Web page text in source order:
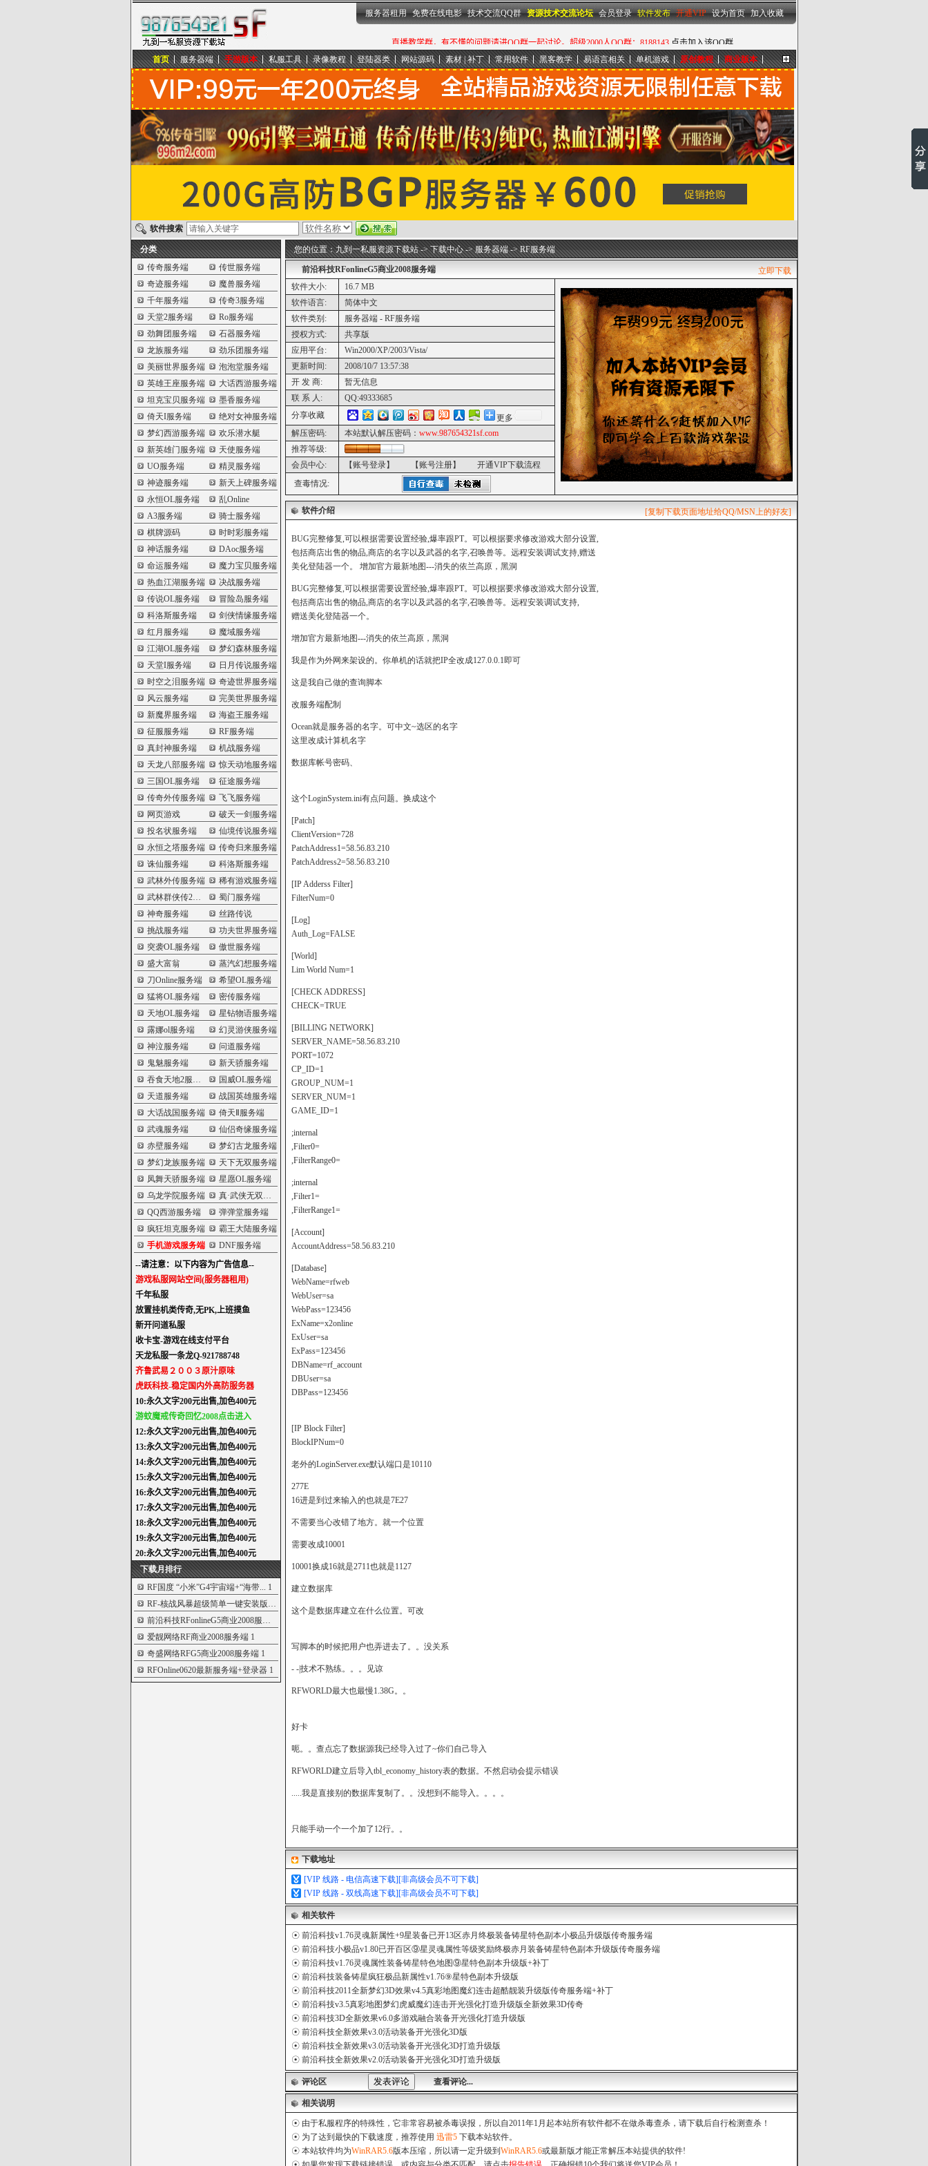
九到一私服资源下载站
设为首页|加入收藏
服务器租用 免费在线电影 技术交流QQ群 资源技术交流论坛 会员登录 软件发布 开通VIP 设为首页 加入收藏
更多...
首页 服务器端 手游版本 私服工具 录像教程 登陆器类 网站源码 素材 | 补丁 常用软件 黑客教学 易语言相关 单机游戏 原创教程 商业版本
软件搜索
分类
传奇服务端
传世服务端
奇迹服务端
魔兽服务端
千年服务端
传奇3服务端
天堂2服务端
Ro服务端
劲舞团服务端
石器服务端
龙族服务端
劲乐团服务端
美丽世界服务端
泡泡堂服务端
英雄王座服务端
大话西游服务端
坦克宝贝服务端
墨香服务端
倚天I服务端
绝对女神服务端
梦幻西游服务端
欢乐潜水艇
新英雄门服务端
天使服务端
UO服务端
精灵服务端
神迹服务端
新天上碑服务端
永恒OL服务端
乱Online
A3服务端
骑士服务端
棋牌源码
时时彩服务端
神话服务端
DAoc服务端
命运服务端
魔力宝贝服务端
热血江湖服务端
决战服务端
传说OL服务端
冒险岛服务端
科洛斯服务端
剑侠情缘服务端
红月服务端
魔域服务端
江湖OL服务端
梦幻森林服务端
天堂I服务端
日月传说服务端
时空之泪服务端
奇迹世界服务端
风云服务端
完美世界服务端
新魔界服务端
海盗王服务端
征服服务端
RF服务端
真封神服务端
机战服务端
天龙八部服务端
惊天动地服务端
三国OL服务端
征途服务端
传奇外传服务端
飞飞服务端
网页游戏
破天一剑服务端
投名状服务端
仙境传说服务端
永恒之塔服务端
传奇归来服务端
诛仙服务端
科洛斯服务端
武林外传服务端
稀有游戏服务端
武林群侠传2服务端
蜀门服务端
神奇服务端
丝路传说
挑战服务端
功夫世界服务端
突袭OL服务端
傲世服务端
盛大富翁
蒸汽幻想服务端
刀Online服务端
希望OL服务端
猛将OL服务端
密传服务端
天地OL服务端
星钻物语服务端
露娜ol服务端
幻灵游侠服务端
神泣服务端
问道服务端
鬼魅服务端
新天骄服务端
吞食天地2服务端
国威OL服务端
天道服务端
战国英雄服务端
大话战国服务端
倚天Ⅱ服务端
武魂服务端
仙侣奇缘服务端
赤壁服务端
梦幻古龙服务端
梦幻龙族服务端
天下无双服务端
凤舞天骄服务端
星愿OL服务端
乌龙学院服务端
真·武侠无双服务端
QQ西游服务端
弹弹堂服务端
疯狂坦克服务端
霸王大陆服务端
手机游戏服务端
DNF服务端
下载月排行
RF国度 “小米”G4宇宙端+“海带... 1
RF-核战风暴超级简单一键安装版+...
前沿科技RFonlineG5商业2008服务...
爱靓网络RF商业2008服务端1
奇盛网络RFG5商业2008服务端1
RFOnline0620最新服务端+登录器1
您的位置：九到一私服资源下载站->下载中心->服务器端->RF服务端
立即下载
前沿科技RFonlineG5商业2008服务端
软件大小:
16.7 MB
软件语言:
简体中文
软件类别:
服务器端 - RF服务端
授权方式:
共享版
应用平台:
Win2000/XP/2003/Vista/
更新时间:
2008/10/7 13:57:38
开 发 商:
暂无信息
联 系 人:
QQ:49333685
分享收藏
更多
解压密码:
本站默认解压密码： www.987654321sf.com
推荐等级:
会员中心:
【账号登录】 【账号注册】
开通VIP下载流程
查毒情况:
[复制下载页面地址给QQ/MSN上的好友]
软件介绍
BUG完整修复,可以根据需要设置经验,爆率跟PT。可以根据要求修改游戏大部分设置,
包括商店出售的物品,商店的名字以及武器的名字,召唤兽等。远程安装调试支持,赠送
美化登陆器一个。 增加官方最新地图---消失的依兰高原，黑洞
BUG完整修复,可以根据需要设置经验,爆率跟PT。可以根据要求修改游戏大部分设置,
包括商店出售的物品,商店的名字以及武器的名字,召唤兽等。远程安装调试支持,
赠送美化登陆器一个。
增加官方最新地图---消失的依兰高原，黑洞
我是作为外网来架设的。你单机的话就把IP全改成127.0.0.1即可
这是我自己做的查询脚本
改服务端配制
Ocean就是服务器的名字。可中文~选区的名字
这里改成计算机名字
数据库帐号密码、
这个LoginSystem.ini有点问题。换成这个
[Patch]
ClientVersion=728
PatchAddress1=58.56.83.210
PatchAddress2=58.56.83.210
[IP Adderss Filter]
FilterNum=0
[Log]
Auth_Log=FALSE
[World]
Lim World Num=1
[CHECK ADDRESS]
CHECK=TRUE
[BILLING NETWORK]
SERVER_NAME=58.56.83.210
PORT=1072
CP_ID=1
GROUP_NUM=1
SERVER_NUM=1
GAME_ID=1
;internal
,Filter0=
,FilterRange0=
;internal
,Filter1=
,FilterRange1=
[Account]
AccountAddress=58.56.83.210
[Database]
WebName=rfweb
WebUser=sa
WebPass=123456
ExName=x2online
ExUser=sa
ExPass=123456
DBName=rf_account
DBUser=sa
DBPass=123456
[IP Block Filter]
BlockIPNum=0
老外的LoginServer.exe默认端口是10110
277E
16进是到过来输入的也就是7E27
不需要当心改错了地方。就一个位置
需要改成10001
10001换成16就是2711也就是1127
建立数据库
这个是数据库建立在什么位置。可改
写脚本的时候把用户也弄进去了。。没关系
- -|技术不熟练。。。见谅
RFWORLD最大也最慢1.38G。。
好卡
呃。。查点忘了数据源我已经导入过了~你们自己导入
RFWORLD建立后导入tbl_economy_history表的数据。不然启动会提示错误
.....我是直接别的数据库复制了。。没想到不能导入。。。。
只能手动一个一个加了12行。。
下载地址
[VIP 线路 - 电信高速下载][非高级会员不可下载]
[VIP 线路 - 双线高速下载][非高级会员不可下载]
相关软件
☉ 前沿科技v1.76灵魂新属性+9星装备已开13区赤月终极装备铸星特色副本小极品升级版传奇服务端
☉ 前沿科技小极品v1.80已开百区⑨星灵魂属性等级奖励终极赤月装备铸星特色副本升级版传奇服务端
☉ 前沿科技v1.76灵魂属性装备铸星特色地图⑨星特色副本升级版+补丁
☉ 前沿科技装备铸星疯狂极品新属性v1.76⑨星特色副本升级版
☉ 前沿科技2011全新梦幻3D效果v4.5真彩地图魔幻连击超酷靓装升级版传奇服务端+补丁
☉ 前沿科技v3.5真彩地图梦幻虎威魔幻连击开光强化打造升级版全新效果3D传奇
☉ 前沿科技3D全新效果v6.0多游戏融合装备开光强化打造升级版
☉ 前沿科技全新效果v3.0活动装备开光强化3D版
☉ 前沿科技全新效果v3.0活动装备开光强化3D打造升级版
☉ 前沿科技全新效果v2.0活动装备开光强化3D打造升级版
评论区 查看评论...
相关说明
☉ 由于私服程序的特殊性，它非常容易被杀毒误报，所以自2011年1月起本站所有软件都不在做杀毒查杀，请下载后自行检测查杀！
☉ 为了达到最快的下载速度，推荐使用 迅雷5下载本站软件。
☉ 本站软件均为WinRAR5.6版本压缩，所以请一定升级到 WinRAR5.6或最新版才能正常解压本站提供的软件!